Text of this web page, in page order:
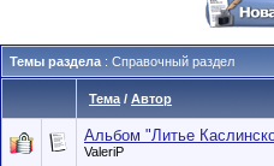
Темы раздела : Справочный раздел
Тема / Автор
Альбом "Литье
ValeriP